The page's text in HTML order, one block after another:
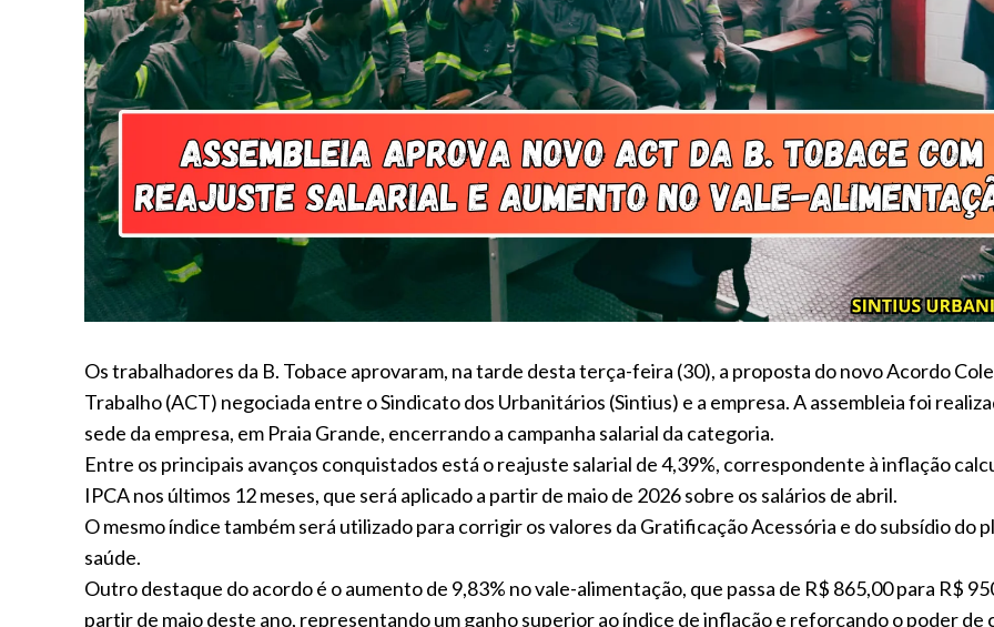
Os trabalhadores da B. Tobace aprovaram, na tarde desta terça-feira (30), a proposta do novo Acordo
Trabalho (ACT) negociada entre o Sindicato dos Urbanitários (Sintius) e a empresa. A assembleia foi
sede da empresa, em Praia Grande, encerrando a campanha salarial da categoria.
Entre os principais avanços conquistados está o reajuste salarial de 4,39%, correspondente à inflação
IPCA nos últimos 12 meses, que será aplicado a partir de maio de 2026 sobre os salários de abril.
O mesmo índice também será utilizado para corrigir os valores da Gratificação Acessória e do subsídio do
saúde.
Outro destaque do acordo é o aumento de 9,83% no vale-alimentação, que passa de R$ 865,00 para R$
partir de maio deste ano, representando um ganho superior ao índice de inflação e reforçando o poder de